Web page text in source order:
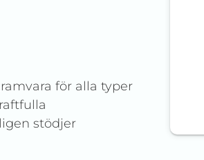
för alla typer
stödjer